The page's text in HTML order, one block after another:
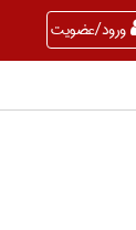
ورود/عضویت